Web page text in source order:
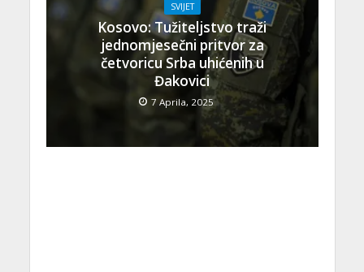
SVIJET
Kosovo: Tužiteljstvo traži
jednomjesečni pritvor za
četvoricu Srba uhićenih u
Đakovici
7 Aprila, 2025